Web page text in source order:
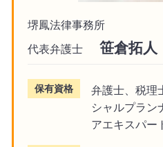
堺鳳法律事務所
代表弁護士
笹倉拓人
保有資格
弁護士、税理
シャルプラン
アエキスパー